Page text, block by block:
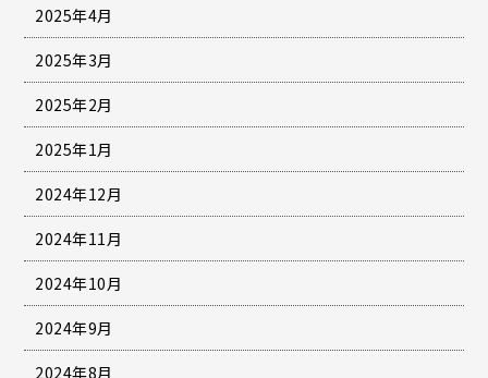
2025年4月
2025年3月
2025年2月
2025年1月
2024年12月
2024年11月
2024年10月
2024年9月
2024年8月